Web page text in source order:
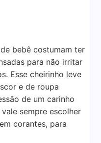
bebê costumam ter
para não irritar
Esse cheirinho leve
e de roupa
de um carinho
sempre escolher
corantes, para